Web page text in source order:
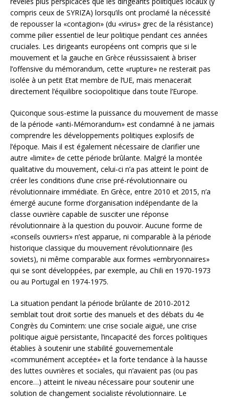
compris ceux de SYRIZA) lorsqu’ils ont proclamé la nécessité
de repousser la «contagion» (du «virus» grec de la résistance)
comme pilier essentiel de leur politique pendant ces années
cruciales. Les dirigeants européens ont compris que si le
mouvement et la gauche en Grèce réussissaient à briser
l’offensive du mémorandum, cette «rupture» ne resterait pas
isolée à un petit Etat membre de l’UE, mais menacerait
directement l’équilibre sociopolitique dans toute l’Europe.
Quiconque sous-estime la puissance du mouvement de masse
de la période «anti-Mémorandum» est condamné à ne jamais
comprendre les développements politiques explosifs de
l’époque. Mais il est également nécessaire de clarifier une
autre «limite» de cette période brûlante. Malgré la montée
qualitative du mouvement, celui-ci n’a pas atteint le point de
créer les conditions d’une crise pré-révolutionnaire ou
révolutionnaire immédiate. En Grèce, entre 2010 et 2015, n’a
émergé aucune forme d’organisation indépendante de la
classe ouvrière capable de susciter une réponse
révolutionnaire à la question du pouvoir. Aucune forme de
«conseils ouvriers» n’est apparue, ni comparable à la période
historique classique du mouvement révolutionnaire (les
soviets), ni même comparable aux formes «embryonnaires»
qui se sont développées, par exemple, au Chili en 1970-1973
ou au Portugal en 1974-1975.
La situation pendant la période brûlante de 2010-2012
semblait tout droit sortie des manuels et des débats du 4e
Congrès du Comintern: une crise sociale aiguë, une crise
politique aiguë persistante, l’incapacité des forces politiques
établies à soutenir une stabilité gouvernementale
«communément acceptée» et la forte tendance à la hausse
des luttes ouvrières et sociales, qui n’avaient pas (ou pas
encore…) atteint le niveau nécessaire pour soutenir une
solution de changement socialiste révolutionnaire. Le